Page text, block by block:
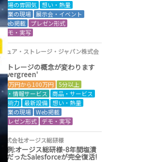
現場の雰囲気
想い・熱量
営業の現場
展示会・イベント
Web掲載
プレゼン形式
デモ・実写
ピュア・ストレージ・ジャパン株式会
ストレージの概念が変わります
'Evergreen'
50万円から100万円 5分以上
IT・情報サービス
商品・サービス
技術力 最新設備 想い・熱量
営業の現場 Web掲載
プレゼン形式
デモ・実写
株式会社オージス総研様
事例:オージス総研様-8年間塩漬
けだったSalesforceが完全復活!